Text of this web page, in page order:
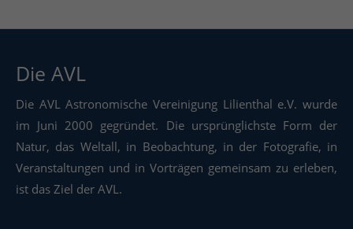
Die AVL
Die AVL Astronomische Vereinigung Lilienthal e.V. wurde
im Juni 2000 gegründet. Die ursprünglichste Form der
Natur, das Weltall, in Beobachtung, in der Fotografie, in
Veranstaltungen und in Vorträgen gemeinsam zu erleben,
ist das Ziel der AVL.